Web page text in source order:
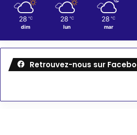
28 ℃
dim
28 ℃
lun
28 ℃
mar
Retrouvez-nous sur